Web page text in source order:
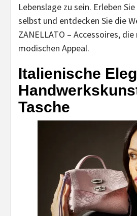
Lebenslage zu sein. Erleben
selbst und entdecken Sie die
ZANELLATO – Accessoires,
modischen Appeal.
Italienische
Tasche